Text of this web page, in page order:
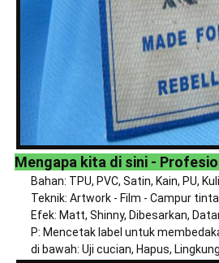
Mengapa kita di sini -
Bahan: TPU, PVC, Satin, Kain, PU,
Teknik: Artwork - Film - Campur
Efek: Matt, Shinny, Dibesarkan,
P: Mencetak label untuk
di bawah: Uji cucian, Hapus,